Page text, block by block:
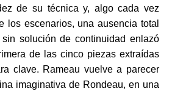
de su técnica y, algo cada vez
los escenarios, una ausencia total
solución de continuidad enlazó
de las cinco piezas extraídas
clave. Rameau vuelve a parecer
imaginativa de Rondeau, en una